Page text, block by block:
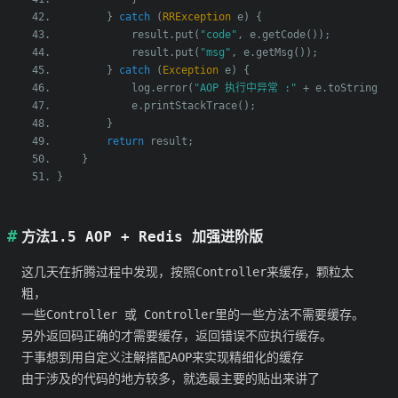
}
catch ( RRException e)
{
            result
. put ( "code" , e .getCode());
            result
. put ( "msg" , e .getMsg ());
}
catch ( Exception e)
{
            log
.error( "AOP 执行中异常 :" + e .toString
            e
. printStackTrace();
}
return result ;
}
}
方法1.5 AOP + Redis 加强进阶版
这几天在折腾过程中发现，按照Controller来缓存，颗粒太
粗，
一些Controller 或 Controller里的一些方法不需要缓存。
另外返回码正确的才需要缓存，返回错误不应执行缓存。
于事想到用自定义注解搭配AOP来实现精细化的缓存
由于涉及的代码的地方较多，就选最主要的贴出来讲了